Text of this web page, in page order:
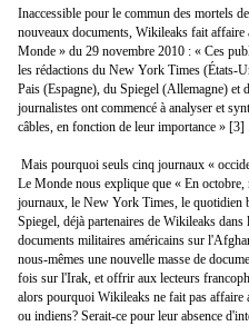
Inaccessible pour le commun des mortels
nouveaux documents, Wikileaks fait
Monde » du 29 novembre 2010 : « Ces
les rédactions du New York Times (États-
Pais (Espagne), du Spiegel (Allemagne) et
journalistes ont commencé à analyser et
câbles, en fonction de leur importance » [3] .
Mais pourquoi seuls cinq journaux «
Le Monde nous explique que « En
journaux, le New York Times, le quotidien
Spiegel, déjà partenaires de Wikileaks
documents militaires américains sur
nous-mêmes une nouvelle masse de
fois sur l'Irak, et offrir aux lecteurs
alors pourquoi Wikileaks ne fait pas affaire
ou indiens? Serait-ce pour leur absence